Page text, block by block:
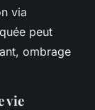
via
peut
ombrage
vie